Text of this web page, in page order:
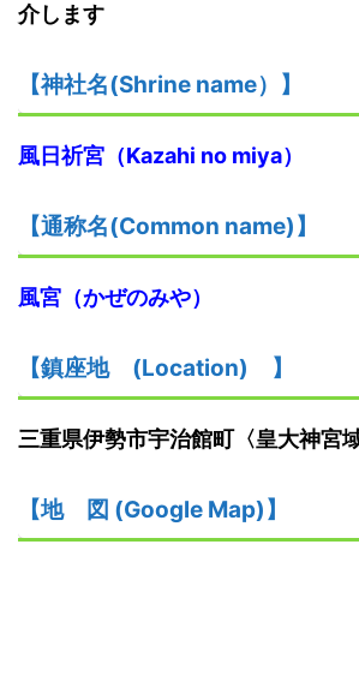
介します
【神社名(Shrine name） 】
風日祈宮（Kazahi no miya）
【通称名(Common name) 】
風宮（かぜのみや）
【鎮座地 (Location) 】
三重県伊勢市宇治館町〈皇大神宮
【地 図 (Google Map) 】